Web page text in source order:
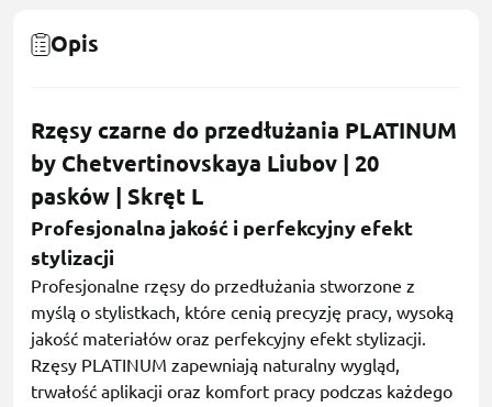
Opis
Rzęsy czarne do przedłużania PLATINUM
by Chetvertinovskaya Liubov | 20
pasków | Skręt L
Profesjonalna jakość i perfekcyjny efekt
stylizacji
Profesjonalne rzęsy do przedłużania stworzone z
myślą o stylistkach, które cenią precyzję pracy, wysoką
jakość materiałów oraz perfekcyjny efekt stylizacji.
Rzęsy PLATINUM zapewniają naturalny wygląd,
trwałość aplikacji oraz komfort pracy podczas każdego